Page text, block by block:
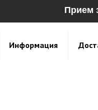
Прием
Информация